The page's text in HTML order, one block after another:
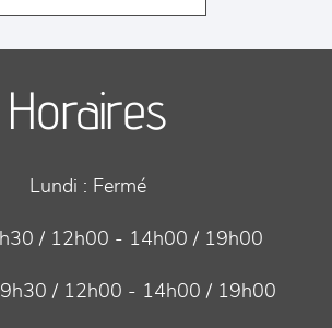
Horaires
Lundi : Fermé
/ 12h00 - 14h00 / 19h00
/ 12h00 - 14h00 / 19h00